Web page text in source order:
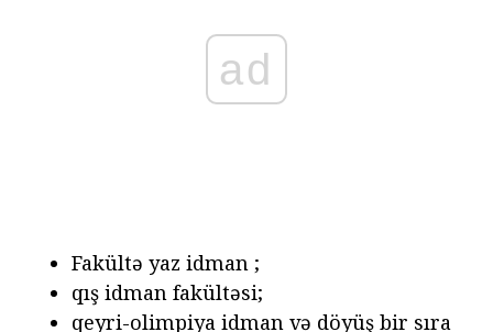
ad
Fakültə yaz idman ;
qış idman fakültəsi;
qeyri-olimpiya idman və döyüş bir sıra